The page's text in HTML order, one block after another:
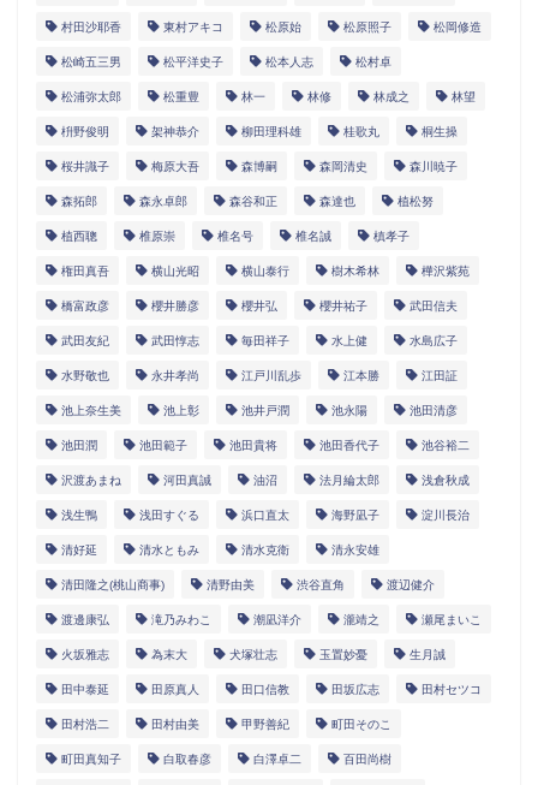
村田沙耶香 東村アキコ 松原始 松原照子 松岡修造
松崎五三男 松平洋史子 松本人志 松村卓
松浦弥太郎 松重豊 林一 林修 林成之 林望
枡野俊明 架神恭介 柳田理科雄 桂歌丸 桐生操
桜井識子 梅原大吾 森博嗣 森岡清史 森川暁子
森拓郎 森永卓郎 森谷和正 森達也 植松努
植西聰 椎原崇 椎名号 椎名誠 槙孝子
権田真吾 横山光昭 横山泰行 樹木希林 樺沢紫苑
橋富政彦 櫻井勝彦 櫻井弘 櫻井祐子 武田信夫
武田友紀 武田惇志 毎田祥子 水上健 水島広子
水野敬也 永井孝尚 江戸川乱歩 江本勝 江田証
池上奈生美 池上彰 池井戸潤 池永陽 池田清彦
池田潤 池田範子 池田貴将 池田香代子 池谷裕二
沢渡あまね 河田真誠 油沼 法月綸太郎 浅倉秋成
浅生鴨 浅田すぐる 浜口直太 海野凪子 淀川長治
清好延 清水ともみ 清水克衛 清永安雄
清田隆之(桃山商事) 清野由美 渋谷直角 渡辺健介
渡邊康弘 滝乃みわこ 潮凪洋介 瀧靖之 瀬尾まいこ
火坂雅志 為末大 犬塚壮志 玉置妙憂 生月誠
田中泰延 田原真人 田口信教 田坂広志 田村セツコ
田村浩二 田村由美 甲野善紀 町田そのこ
町田真知子 白取春彦 白澤卓二 百田尚樹